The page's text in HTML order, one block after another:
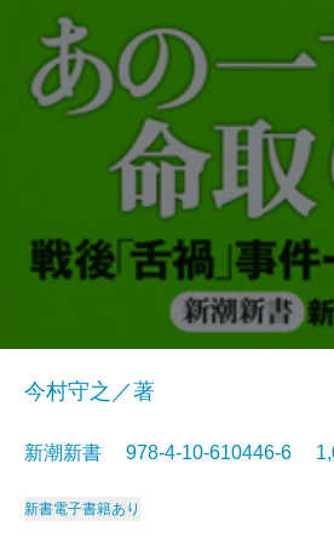
今村守之／著
新潮新書 978-4-10-610446-6
新書電子書籍あり